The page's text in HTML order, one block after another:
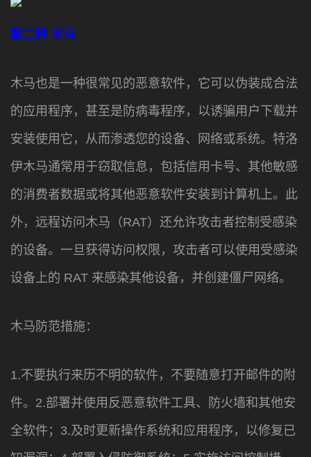
第二种 木马
木马也是一种很常见的恶意软件，它可以伪装成合法
的应用程序，甚至是防病毒程序，以诱骗用户下载并
安装使用它，从而渗透您的设备、网络或系统。特洛
伊木马通常用于窃取信息，包括信用卡号、其他敏感
的消费者数据或将其他恶意软件安装到计算机上。此
外，远程访问木马（RAT）还允许攻击者控制受感染
的设备。一旦获得访问权限，攻击者可以使用受感染
设备上的 RAT 来感染其他设备，并创建僵尸网络。
木马防范措施：
1.不要执行来历不明的软件，不要随意打开邮件的附
件。2.部署并使用反恶意软件工具、防火墙和其他安
全软件；3.及时更新操作系统和应用程序，以修复已